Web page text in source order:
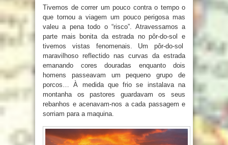
Tivemos de correr um pouco contra o tempo o
que tornou a viagem um pouco perigosa mas
valeu a pena todo o “risco”. Atravessamos a
parte mais bonita da estrada no pôr-do-sol e
tivemos vistas fenomenais. Um pôr-do-sol
maravilhoso reflectido nas curvas da estrada
emanando cores douradas enquanto dois
homens passeavam um pequeno grupo de
porcos… À medida que frio se instalava na
montanha os pastores guardavam os seus
rebanhos e acenavam-nos a cada passagem e
sorriam para a maquina.